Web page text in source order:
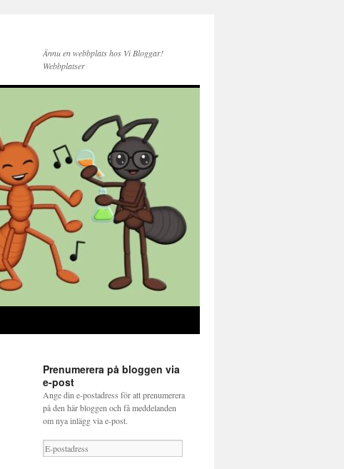
Ännu en webbplats hos Vi Bloggar!
Webbplatser
Prenumerera på bloggen via
e-post
Ange din e-postadress för att prenumerera
på den här bloggen och få meddelanden
om nya inlägg via e-post.
E-
postadress